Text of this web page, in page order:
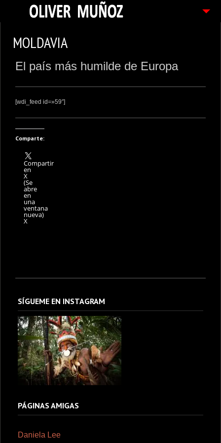
FOTOGRAFIAS
CONTACTO
PEDIDOS
MOLDAVIA
El país más humilde de Europa
[wdi_feed id=»59″]
Comparte:
Compartir
en
X
(Se
abre
en
una
ventana
nueva)
X
SÍGUEME EN INSTAGRAM
PÁGINAS AMIGAS
Daniela Lee